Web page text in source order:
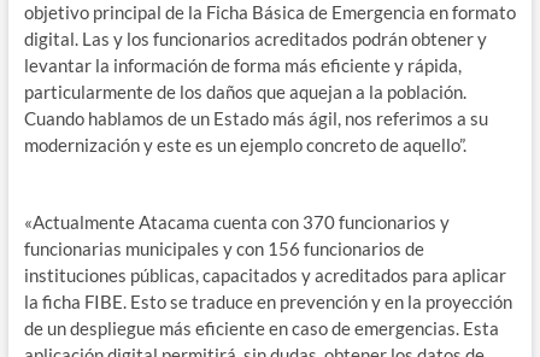
objetivo principal de la Ficha Básica de Emergencia en formato
digital. Las y los funcionarios acreditados podrán obtener y
levantar la información de forma más eficiente y rápida,
particularmente de los daños que aquejan a la población.
Cuando hablamos de un Estado más ágil, nos referimos a su
modernización y este es un ejemplo concreto de aquello”.
«Actualmente Atacama cuenta con 370 funcionarios y
funcionarias municipales y con 156 funcionarios de
instituciones públicas, capacitados y acreditados para aplicar
la ficha FIBE. Esto se traduce en prevención y en la proyección
de un despliegue más eficiente en caso de emergencias. Esta